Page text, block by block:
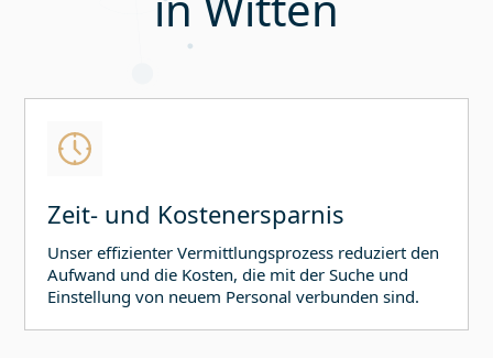
Zeit- und Kostenersparnis
Unser effizienter Vermittlungsprozess reduziert den
Aufwand und die Kosten, die mit der Suche und
Einstellung von neuem Personal verbunden sind.